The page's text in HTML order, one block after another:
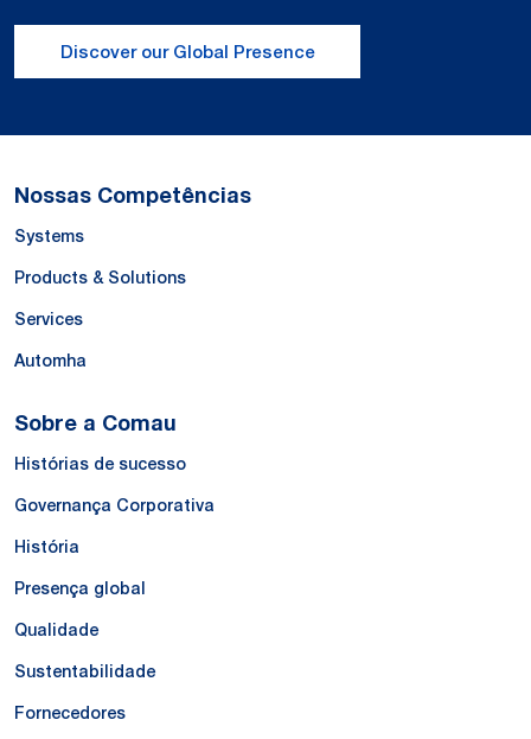
Discover our Global Presence
Nossas Competências
Systems
Products & Solutions
Services
Automha
Sobre a Comau
Histórias de sucesso
Governança Corporativa
História
Presença global
Qualidade
Sustentabilidade
Fornecedores